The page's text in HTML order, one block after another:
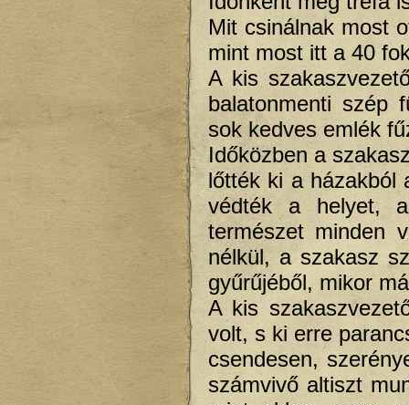
Mit csinálnak most
mint most itt a 40
A kis
balatonmenti szép
sok kedves emlék
Időközben a
lőtték ki a házakból
védték a helyet,
természet minden
nélkül, a szakasz
gyűrűjéből, mikor
A kis
volt, s ki erre
csendesen,
számvivő altiszt